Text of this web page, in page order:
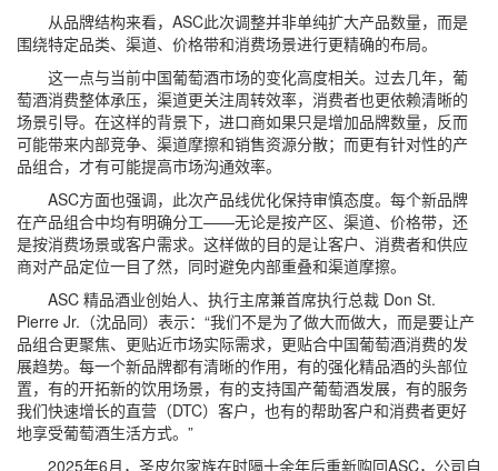
从品牌结构来看，ASC此次调整并非单纯扩大产品数量，而是
围绕特定品类、渠道、价格带和消费场景进行更精确的布局。
这一点与当前中国葡萄酒市场的变化高度相关。过去几年，葡
萄酒消费整体承压，渠道更关注周转效率，消费者也更依赖清晰的
场景引导。在这样的背景下，进口商如果只是增加品牌数量，反而
可能带来内部竞争、渠道摩擦和销售资源分散；而更有针对性的产
品组合，才有可能提高市场沟通效率。
ASC方面也强调，此次产品线优化保持审慎态度。每个新品牌
在产品组合中均有明确分工——无论是按产区、渠道、价格带，还
是按消费场景或客户需求。这样做的目的是让客户、消费者和供应
商对产品定位一目了然，同时避免内部重叠和渠道摩擦。
ASC 精品酒业创始人、执行主席兼首席执行总裁 Don St.
Pierre Jr.（沈品同）表示：“我们不是为了做大而做大，而是要让产
品组合更聚焦、更贴近市场实际需求，更贴合中国葡萄酒消费的发
展趋势。每一个新品牌都有清晰的作用，有的强化精品酒的头部位
置，有的开拓新的饮用场景，有的支持国产葡萄酒发展，有的服务
我们快速增长的直营（DTC）客户，也有的帮助客户和消费者更好
地享受葡萄酒生活方式。”
2025年6月，圣皮尔家族在时隔十余年后重新购回ASC，公司自